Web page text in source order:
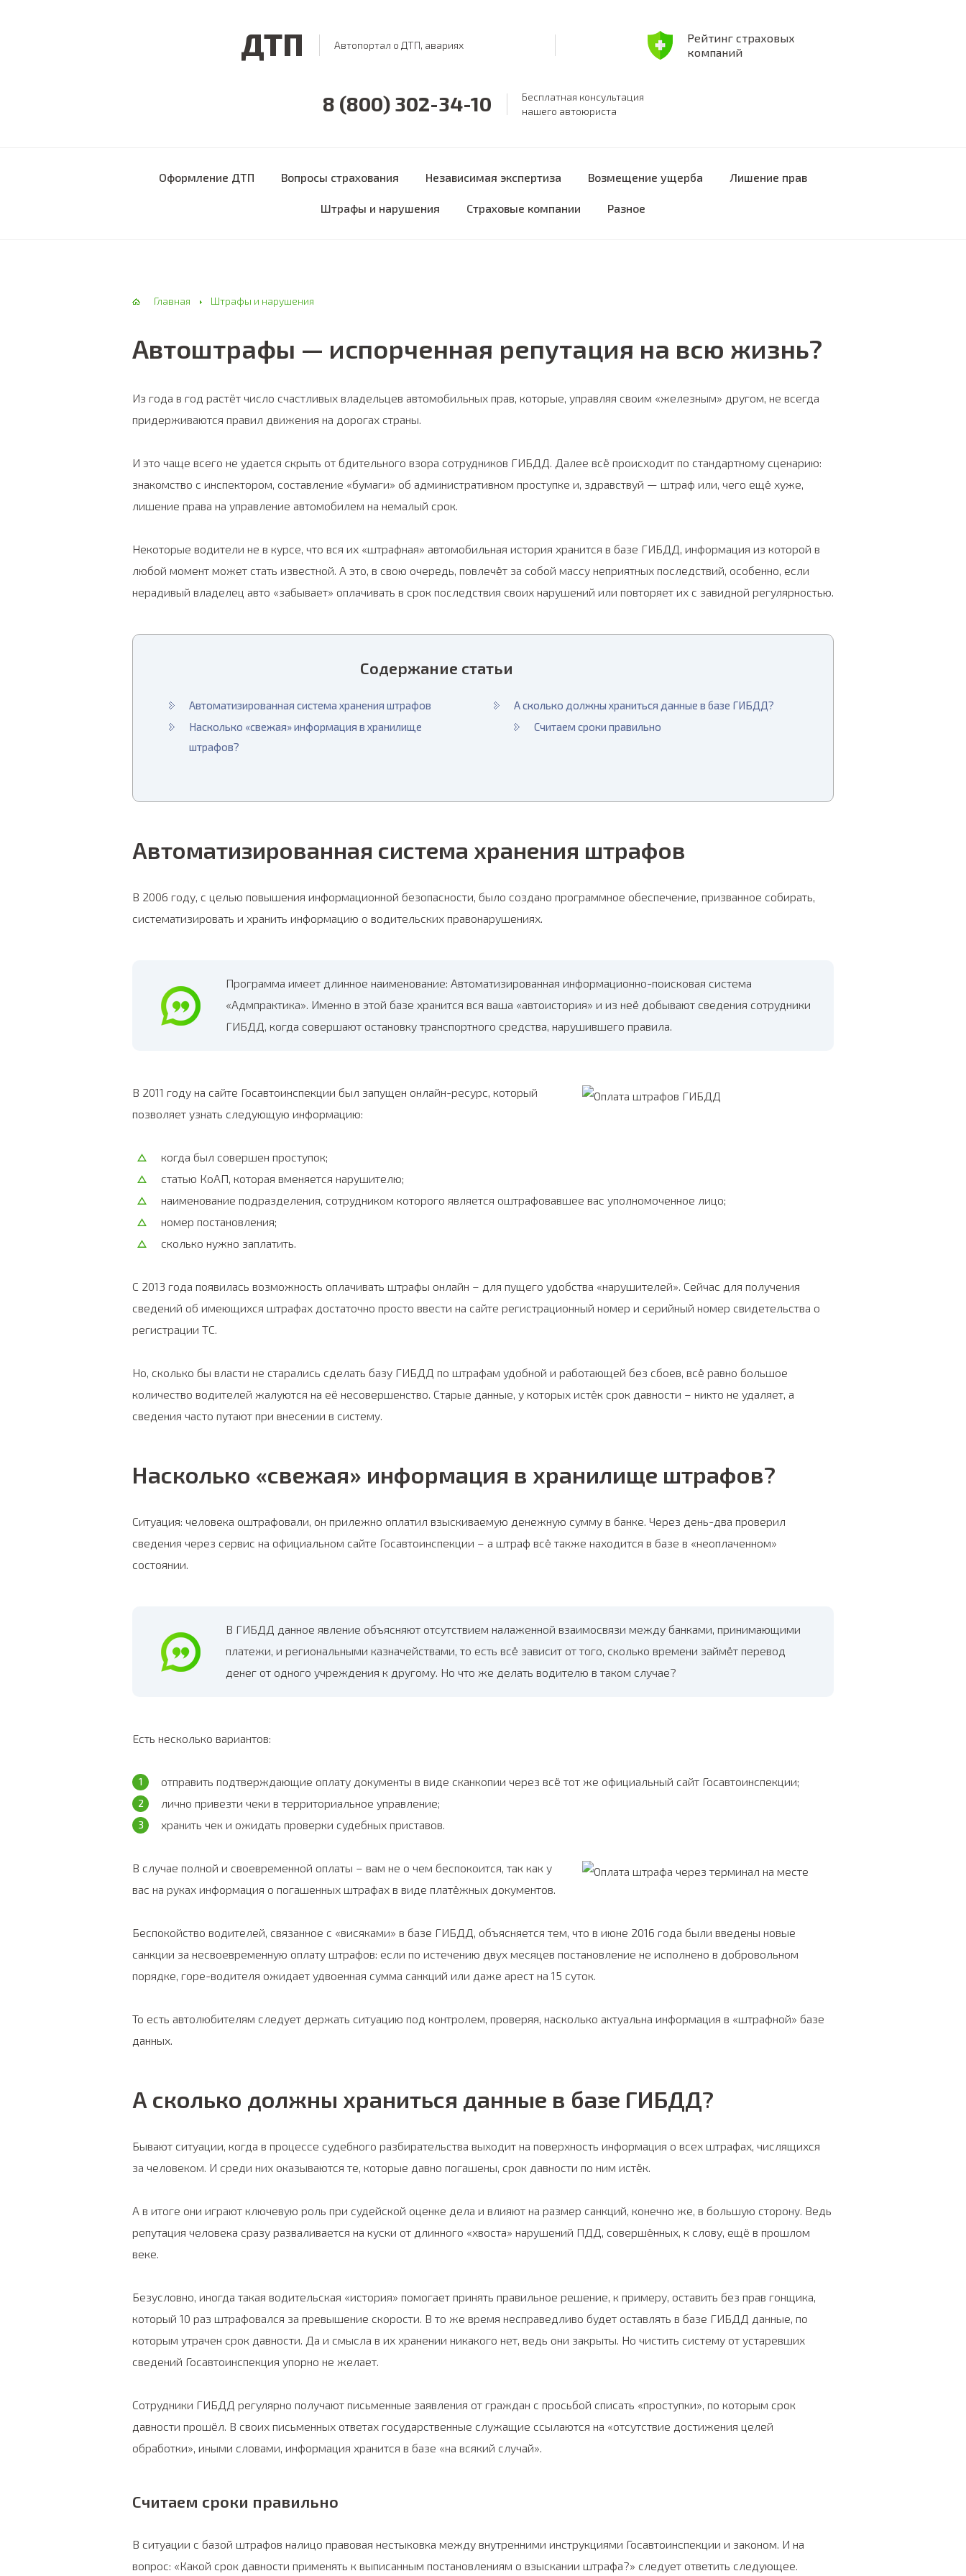
ДТП Автопортал о ДТП, авариях
Рейтинг страховых
компаний
8 (800) 302-34-10
Бесплатная консультация
нашего автоюриста
Оформление ДТП Вопросы страхования Независимая экспертиза Возмещение ущерба Лишение прав
Штрафы и нарушения Страховые компании Разное
Главная Штрафы и нарушения
Автоштрафы — испорченная репутация на всю жизнь?
Из года в год растёт число счастливых владельцев автомобильных прав, которые, управляя своим «железным» другом, не всегда
придерживаются правил движения на дорогах страны.
И это чаще всего не удается скрыть от бдительного взора сотрудников ГИБДД. Далее всё происходит по стандартному сценарию:
знакомство с инспектором, составление «бумаги» об административном проступке и, здравствуй — штраф или, чего ещё хуже,
лишение права на управление автомобилем на немалый срок.
Некоторые водители не в курсе, что вся их «штрафная» автомобильная история хранится в базе ГИБДД, информация из которой в
любой момент может стать известной. А это, в свою очередь, повлечёт за собой массу неприятных последствий, особенно, если
нерадивый владелец авто «забывает» оплачивать в срок последствия своих нарушений или повторяет их с завидной регулярностью.
Содержание статьи
Автоматизированная система хранения штрафов
Насколько «свежая» информация в хранилище
штрафов?
А сколько должны храниться данные в базе ГИБДД?
Считаем сроки правильно
Автоматизированная система хранения штрафов
В 2006 году, с целью повышения информационной безопасности, было создано программное обеспечение, призванное собирать,
систематизировать и хранить информацию о водительских правонарушениях.
Программа имеет длинное наименование: Автоматизированная информационно-поисковая система
«Адмпрактика». Именно в этой базе хранится вся ваша «автоистория» и из неё добывают сведения сотрудники
ГИБДД, когда совершают остановку транспортного средства, нарушившего правила.
В 2011 году на сайте Госавтоинспекции был запущен онлайн-ресурс, который
позволяет узнать следующую информацию:
когда был совершен проступок;
статью КоАП, которая вменяется нарушителю;
наименование подразделения, сотрудником которого является оштрафовавшее вас уполномоченное лицо;
номер постановления;
сколько нужно заплатить.
С 2013 года появилась возможность оплачивать штрафы онлайн – для пущего удобства «нарушителей». Сейчас для получения
сведений об имеющихся штрафах достаточно просто ввести на сайте регистрационный номер и серийный номер свидетельства о
регистрации ТС.
Но, сколько бы власти не старались сделать базу ГИБДД по штрафам удобной и работающей без сбоев, всё равно большое
количество водителей жалуются на её несовершенство. Старые данные, у которых истёк срок давности – никто не удаляет, а
сведения часто путают при внесении в систему.
Насколько «свежая» информация в хранилище штрафов?
Ситуация: человека оштрафовали, он прилежно оплатил взыскиваемую денежную сумму в банке. Через день-два проверил
сведения через сервис на официальном сайте Госавтоинспекции – а штраф всё также находится в базе в «неоплаченном»
состоянии.
В ГИБДД данное явление объясняют отсутствием налаженной взаимосвязи между банками, принимающими
платежи, и региональными казначействами, то есть всё зависит от того, сколько времени займёт перевод
денег от одного учреждения к другому. Но что же делать водителю в таком случае?
Есть несколько вариантов:
отправить подтверждающие оплату документы в виде сканкопии через всё тот же официальный сайт Госавтоинспекции;
лично привезти чеки в территориальное управление;
хранить чек и ожидать проверки судебных приставов.
В случае полной и своевременной оплаты – вам не о чем беспокоится, так как у
вас на руках информация о погашенных штрафах в виде платёжных документов.
Беспокойство водителей, связанное с «висяками» в базе ГИБДД, объясняется тем, что в июне 2016 года были введены новые
санкции за несвоевременную оплату штрафов: если по истечению двух месяцев постановление не исполнено в добровольном
порядке, горе-водителя ожидает удвоенная сумма санкций или даже арест на 15 суток.
То есть автолюбителям следует держать ситуацию под контролем, проверяя, насколько актуальна информация в «штрафной» базе
данных.
А сколько должны храниться данные в базе ГИБДД?
Бывают ситуации, когда в процессе судебного разбирательства выходит на поверхность информация о всех штрафах, числящихся
за человеком. И среди них оказываются те, которые давно погашены, срок давности по ним истёк.
А в итоге они играют ключевую роль при судейской оценке дела и влияют на размер санкций, конечно же, в большую сторону. Ведь
репутация человека сразу разваливается на куски от длинного «хвоста» нарушений ПДД, совершённых, к слову, ещё в прошлом
веке.
Безусловно, иногда такая водительская «история» помогает принять правильное решение, к примеру, оставить без прав гонщика,
который 10 раз штрафовался за превышение скорости. В то же время несправедливо будет оставлять в базе ГИБДД данные, по
которым утрачен срок давности. Да и смысла в их хранении никакого нет, ведь они закрыты. Но чистить систему от устаревших
сведений Госавтоинспекция упорно не желает.
Сотрудники ГИБДД регулярно получают письменные заявления от граждан с просьбой списать «проступки», по которым срок
давности прошёл. В своих письменных ответах государственные служащие ссылаются на «отсутствие достижения целей
обработки», иными словами, информация хранится в базе «на всякий случай».
Считаем сроки правильно
В ситуации с базой штрафов налицо правовая нестыковка между внутренними инструкциями Госавтоинспекции и законом. И на
вопрос: «Какой срок давности применять к выписанным постановлениям о взыскании штрафа?» следует ответить следующее.